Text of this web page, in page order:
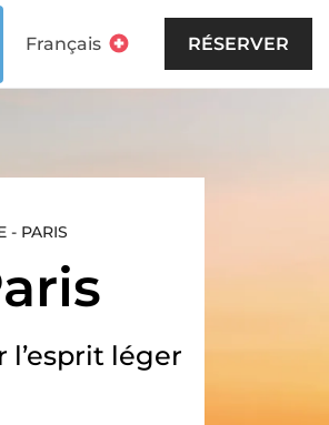
Français RÉSERVER
- PARIS
l’esprit léger